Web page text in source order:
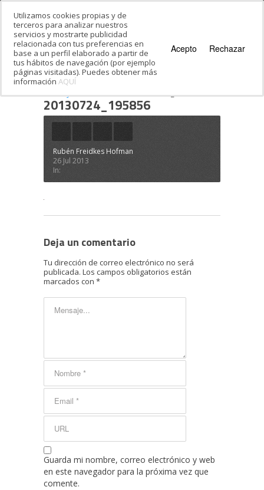
Estás en:
tercer y cuarta semana · 20130724_195856
20130724_195856
Rubén Freidkes Hofman
26 Jul 2013
In:
Deja un comentario
Tu dirección de correo electrónico no será
publicada. Los campos obligatorios están
marcados con *
Guarda mi nombre, correo electrónico y web
en este navegador para la próxima vez que
comente.
Utilizamos cookies propias y de
terceros para analizar nuestros
servicios y mostrarte publicidad
relacionada con tus preferencias en
base a un perfil elaborado a partir de
tus hábitos de navegación (por ejemplo
páginas visitadas). Puedes obtener más
información AQUÍ
Acepto Rechazar